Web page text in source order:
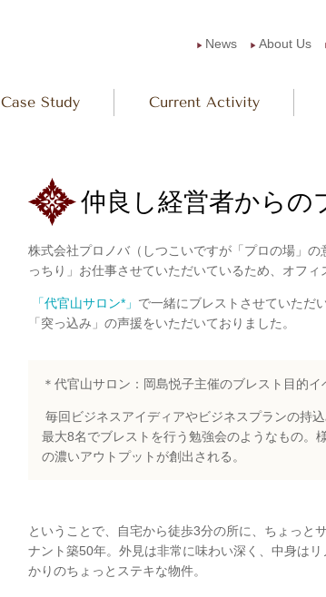
▶︎ News ▶︎ About Us
Case Study Current Activity
仲良し経営者からの
株式会社プロノバ（しつこいですが「プロの場」
っちり」お仕事させていただいているため、オフ
「代官山サロン*」 で一緒にブレストさせていただ
「突っ込み」の声援をいただいておりました。
＊代官山サロン：岡島悦子主催のブレスト目的イ
毎回ビジネスアイディアやビジネスプランの持
最大8名でブレストを行う勉強会のようなもの。
の濃いアウトプットが創出される。
ということで、自宅から徒歩3分の所に、ちょっと
ナント築50年。外見は非常に味わい深く、中身は
かりのちょっとステキな物件。